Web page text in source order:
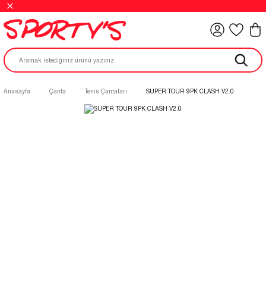
Anasayfa Çanta Tenis Çantaları SUPER TOUR 9PK CLASH V2.0